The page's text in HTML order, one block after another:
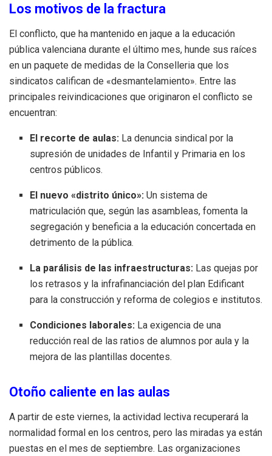
Los motivos de la fractura
El conflicto, que ha mantenido en jaque a la educación
pública valenciana durante el último mes, hunde sus raíces
en un paquete de medidas de la Conselleria que los
sindicatos califican de «desmantelamiento». Entre las
principales reivindicaciones que originaron el conflicto se
encuentran:
El recorte de aulas: La denuncia sindical por la
supresión de unidades de Infantil y Primaria en los
centros públicos.
El nuevo «distrito único»: Un sistema de
matriculación que, según las asambleas, fomenta la
segregación y beneficia a la educación concertada en
detrimento de la pública.
La parálisis de las infraestructuras: Las quejas por
los retrasos y la infrafinanciación del plan Edificant
para la construcción y reforma de colegios e institutos.
Condiciones laborales: La exigencia de una
reducción real de las ratios de alumnos por aula y la
mejora de las plantillas docentes.
Otoño caliente en las aulas
A partir de este viernes, la actividad lectiva recuperará la
normalidad formal en los centros, pero las miradas ya están
puestas en el mes de septiembre. Las organizaciones